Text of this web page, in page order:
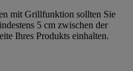
mit Grillfunktion sollten Sie
5 cm zwischen der
Ihres Produkts einhalten.